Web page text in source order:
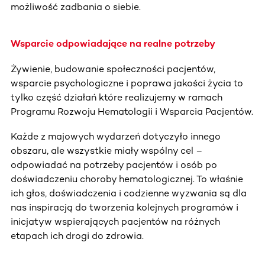
możliwość zadbania o siebie.
Wsparcie odpowiadające na realne potrzeby
Żywienie, budowanie społeczności pacjentów,
wsparcie psychologiczne i poprawa jakości życia to
tylko część działań które realizujemy w ramach
Programu Rozwoju Hematologii i Wsparcia Pacjentów.
Każde z majowych wydarzeń dotyczyło innego
obszaru, ale wszystkie miały wspólny cel –
odpowiadać na potrzeby pacjentów i osób po
doświadczeniu choroby hematologicznej. To właśnie
ich głos, doświadczenia i codzienne wyzwania są dla
nas inspiracją do tworzenia kolejnych programów i
inicjatyw wspierających pacjentów na różnych
etapach ich drogi do zdrowia.